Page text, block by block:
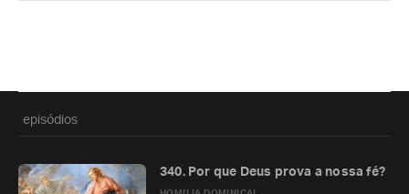
episódios
340. Por que Deus prova a nossa fé?